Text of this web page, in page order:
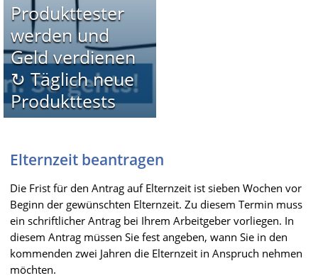
Produkttester
werden und
Geld verdienen
↻ Täglich neue
Produkttests
Elternzeit beantragen
Die Frist für den Antrag auf Elternzeit ist sieben Wochen vor
Beginn der gewünschten Elternzeit. Zu diesem Termin muss
ein schriftlicher Antrag bei Ihrem Arbeitgeber vorliegen. In
diesem Antrag müssen Sie fest angeben, wann Sie in den
kommenden zwei Jahren die Elternzeit in Anspruch nehmen
möchten.